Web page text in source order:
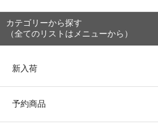
カテゴリーから探す
（全てのリストはメニューから）
新入荷
予約商品